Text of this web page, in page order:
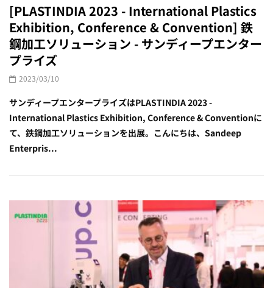
[PLASTINDIA 2023 - International Plastics
Exhibition, Conference & Convention] 鉄
鋼加工ソリューション - サンディープエンター
プライズ
2023/03/10
サンディープエンタープライズはPLASTINDIA 2023 -
International Plastics Exhibition, Conference & Conventionに
て、鉄鋼加工ソリューションを出展。こんにちは、Sandeep
Enterpris...